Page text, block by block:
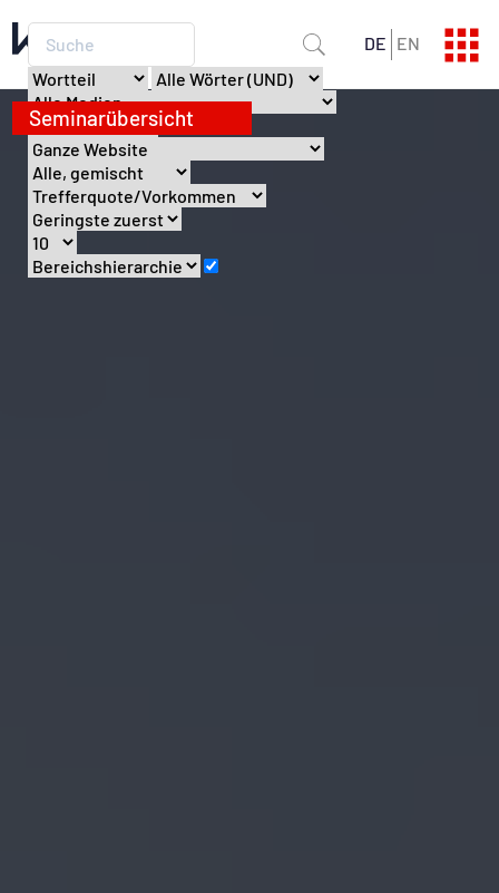
SEMINARPROGRAMM
Aktuelle Termine
SEMINARKATALOG
Alle Infos
DE EN